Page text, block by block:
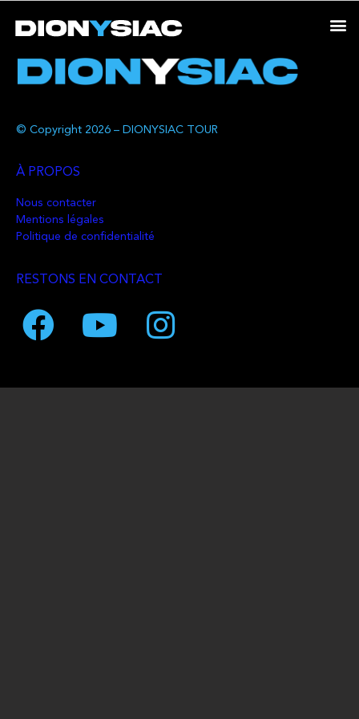
© Copyright 2026 – DIONYSIAC TOUR
À PROPOS
Nous contacter
Mentions légales
Politique de confidentialité
RESTONS EN CONTACT